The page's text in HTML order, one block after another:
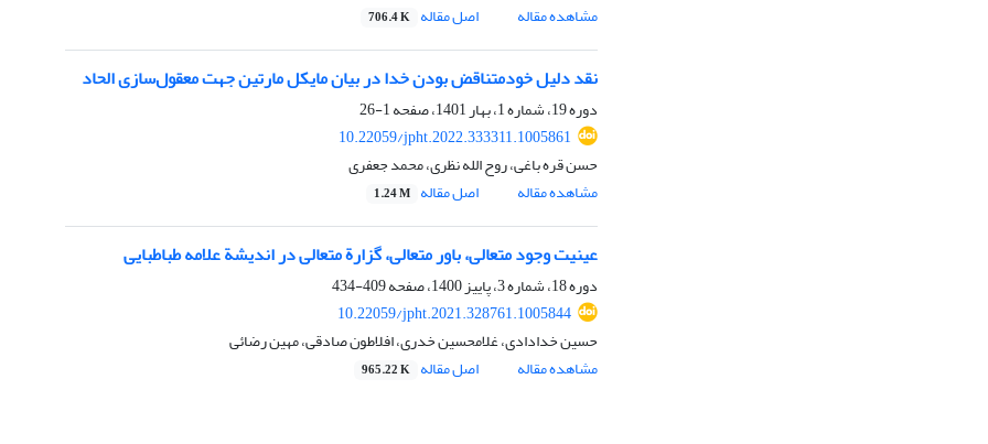
مشاهده مقاله
اصل مقاله 706.4 K
نقد دلیل خودمتناقض بودن خدا در بیان مایکل مارتین جهت معقول‌سازی الحاد
دوره 19، شماره 1، بهار 1401، صفحه
1-26
10.22059/jpht.2022.333311.1005861
حسن قره باغی، روح الله نظری، محمد جعفری
مشاهده مقاله
اصل مقاله 1.24 M
عینیت وجود متعالی، باور متعالی، گزارة متعالی در اندیشة علامه طباطبایی
دوره 18، شماره 3، پاییز 1400، صفحه
409-434
10.22059/jpht.2021.328761.1005844
حسین خدادادی، غلامحسین خدری، افلاطون صادقی، مهین رضائی
مشاهده مقاله
اصل مقاله 965.22 K